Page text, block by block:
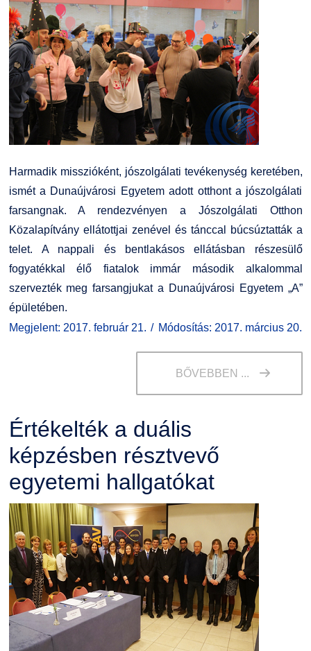
Harmadik misszióként, jószolgálati tevékenység keretében,
ismét a Dunaújvárosi Egyetem adott otthont a jószolgálati
farsangnak. A rendezvényen a Jószolgálati Otthon
Közalapítvány ellátottjai zenével és tánccal búcsúztatták a
telet. A nappali és bentlakásos ellátásban részesülő
fogyatékkal élő fiatalok immár második alkalommal
szervezték meg farsangjukat a Dunaújvárosi Egyetem „A”
épületében.
Megjelent: 2017. február 21.
Módosítás: 2017. március 20.
BŐVEBBEN ...
Értékelték a duális
képzésben résztvevő
egyetemi hallgatókat